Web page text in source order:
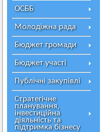
ОСББ
Молодіжна рада
Бюджет громади
Бюджет участі
Публічні закупівлі
Стратегічне
планування,
інвестиційна
діяльність та
підтримка бізнесу